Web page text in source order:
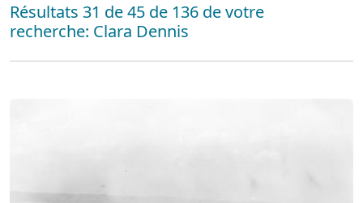
Résultats 31 de 45 de 136 de votre
recherche: Clara Dennis